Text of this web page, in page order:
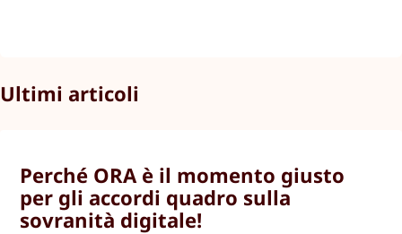
Ultimi articoli
Perché ORA è il momento giusto
per gli accordi quadro sulla
sovranità digitale!